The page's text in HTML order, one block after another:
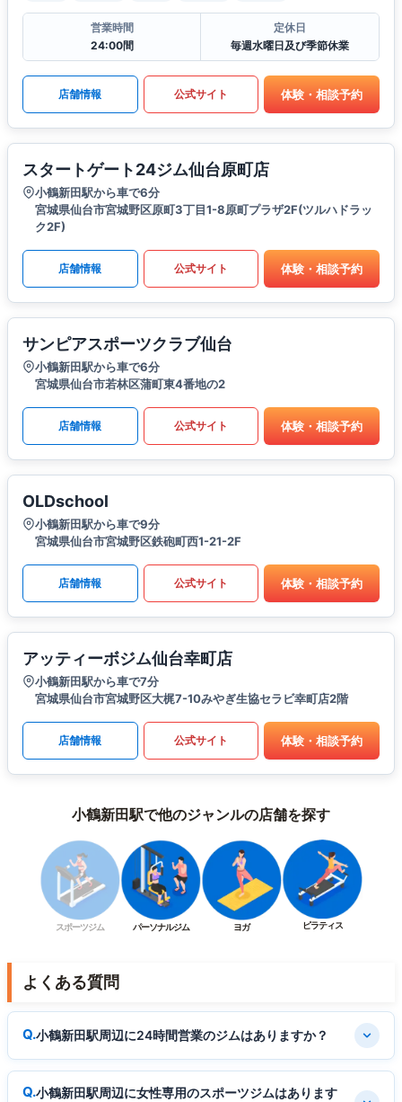
営業時間
24:00間
定休日
毎週水曜日及び季節休業
店舗情報 公式サイト 体験・相談予約
スタートゲート24ジム仙台原町店
小鶴新田駅から車で6分
宮城県仙台市宮城野区原町3丁目1-8原町プラザ2F(ツルハドラッ
ク2F)
店舗情報 公式サイト 体験・相談予約
サンピアスポーツクラブ仙台
小鶴新田駅から車で6分
宮城県仙台市若林区蒲町東4番地の2
店舗情報 公式サイト 体験・相談予約
OLDschool
小鶴新田駅から車で9分
宮城県仙台市宮城野区鉄砲町西1-21-2F
店舗情報 公式サイト 体験・相談予約
アッティーボジム仙台幸町店
小鶴新田駅から車で7分
宮城県仙台市宮城野区大梶7-10みやぎ生協セラビ幸町店2階
店舗情報 公式サイト 体験・相談予約
小鶴新田駅で他のジャンルの店舗を探す
スポーツジム パーソナルジム ヨガ ピラティス
よくある質問
小鶴新田駅周辺に24時間営業のジムはありますか？
小鶴新田駅周辺に女性専用のスポーツジムはあります